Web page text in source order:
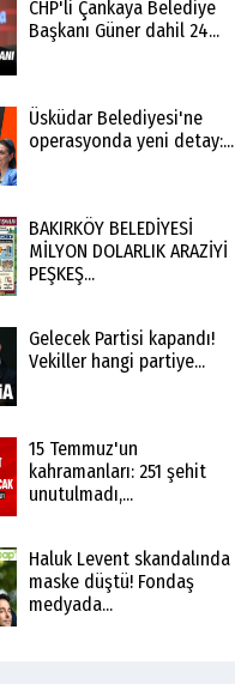
CHP'li Çankaya Belediye
Başkanı Güner dahil 24...
Üsküdar Belediyesi'ne
operasyonda yeni detay:...
BAKIRKÖY BELEDİYESİ
MİLYON DOLARLIK ARAZİYİ
PEŞKEŞ...
Gelecek Partisi kapandı!
Vekiller hangi partiye...
15 Temmuz'un
kahramanları: 251 şehit
unutulmadı,...
Haluk Levent skandalında
maske düştü! Fondaş
medyada...